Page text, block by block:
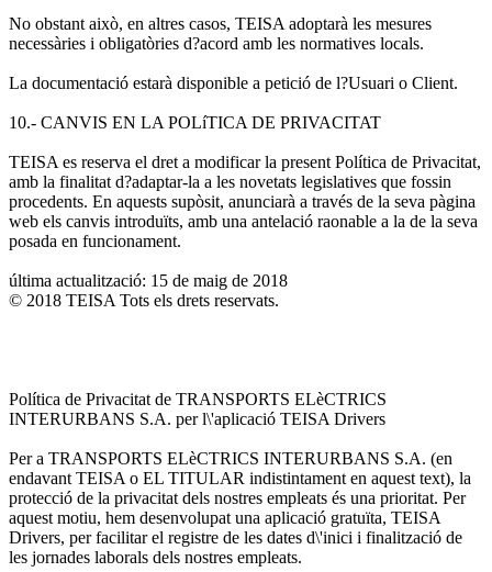
No obstant això, en altres casos, TEISA adoptarà les mesures
necessàries i obligatòries d?acord amb les normatives locals.
La documentació estarà disponible a petició de l?Usuari o Client.
10.- CANVIS EN LA POLíTICA DE PRIVACITAT
TEISA es reserva el dret a modificar la present Política de Privacitat,
amb la finalitat d?adaptar-la a les novetats legislatives que fossin
procedents. En aquests supòsit, anunciarà a través de la seva pàgina
web els canvis introduïts, amb una antelació raonable a la de la seva
posada en funcionament.
última actualització: 15 de maig de 2018
© 2018 TEISA Tots els drets reservats.
Política de Privacitat de TRANSPORTS ELèCTRICS
INTERURBANS S.A. per l\'aplicació TEISA Drivers
Per a TRANSPORTS ELèCTRICS INTERURBANS S.A. (en
endavant TEISA o EL TITULAR indistintament en aquest text), la
protecció de la privacitat dels nostres empleats és una prioritat. Per
aquest motiu, hem desenvolupat una aplicació gratuïta, TEISA
Drivers, per facilitar el registre de les dates d\'inici i finalització de
les jornades laborals dels nostres empleats.